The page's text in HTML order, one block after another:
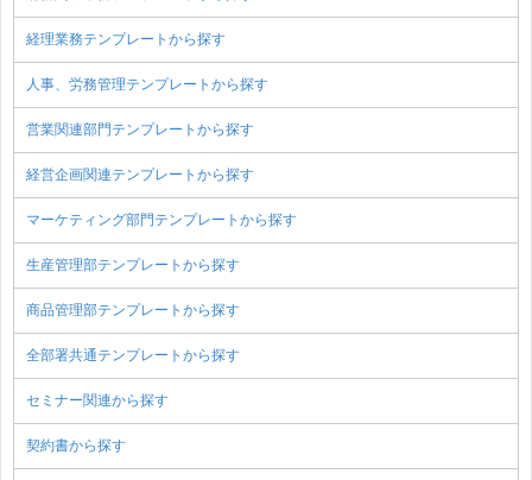
経理業務テンプレートから探す
人事、労務管理テンプレートから探す
営業関連部門テンプレートから探す
経営企画関連テンプレートから探す
マーケティング部門テンプレートから探す
生産管理部テンプレートから探す
商品管理部テンプレートから探す
全部署共通テンプレートから探す
セミナー関連から探す
契約書から探す